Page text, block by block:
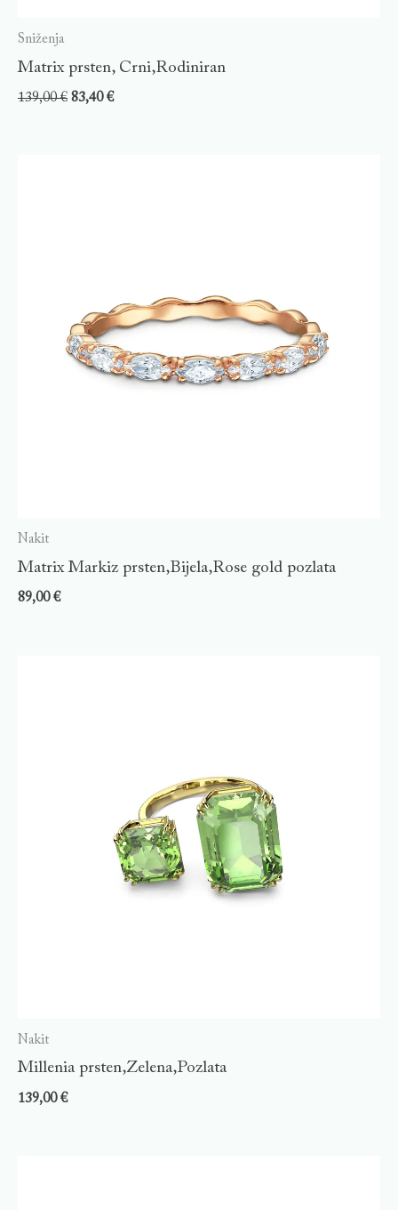
Sniženja
Matrix prsten, Crni,Rodiniran
139,00€ 83,40€
Nakit
Matrix Markiz prsten,Bijela,Rose gold pozlata
89,00€
Nakit
Millenia prsten,Zelena,Pozlata
139,00€